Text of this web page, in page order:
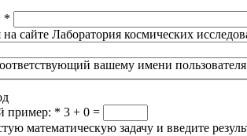
*
сайте Лаборатория космических
вашему имени
пример: * 3 + 0 =
математическую задачу и введите